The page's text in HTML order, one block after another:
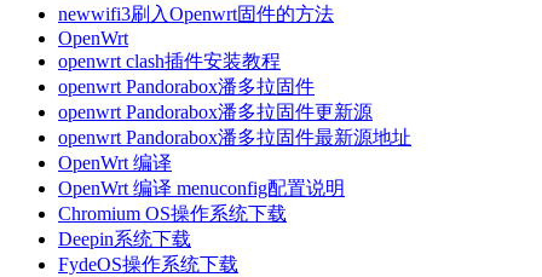
newwifi3刷入Openwrt固件的方法
OpenWrt
openwrt clash插件安装教程
openwrt Pandorabox潘多拉固件
openwrt Pandorabox潘多拉固件更新源
openwrt Pandorabox潘多拉固件最新源地址
OpenWrt 编译
OpenWrt 编译 menuconfig配置说明
Chromium OS操作系统下载
Deepin系统下载
FydeOS操作系统下载